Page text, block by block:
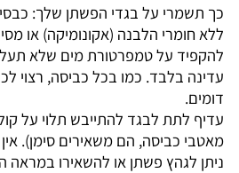
כך תשמרי על בגדי הפשתן שלך:
ללא חומרי הלבנה (אקונומיקה) או
עדינה בלבד. כמו בכל כביסה, רצוי
דומים.
עדיף לתת לבגד להתייבש תלוי על
מאטבי כביסה, הם משאירים סימן).
ניתן לגהץ פשתן או להשאירו במראה